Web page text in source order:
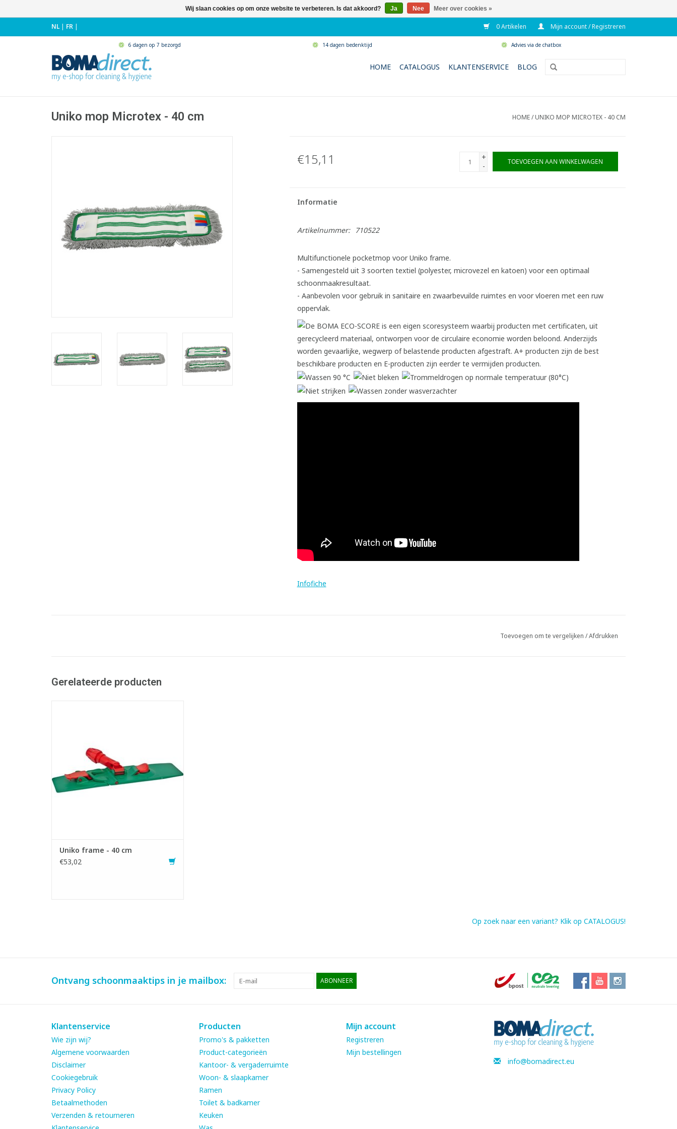
NL| FR | 0 Artikelen Mijn account / Registreren
6 dagen op 7 bezorgd 14 dagen bedenktijd Advies via de chatbox
HOME CATALOGUS KLANTENSERVICE BLOG
Uniko mop Microtex - 40 cm HOME/UNIKO MOP MICROTEX - 40 CM
€15,11
+
-
TOEVOEGEN AAN WINKELWAGEN
Informatie
Artikelnummer: 710522
Multifunctionele pocketmop voor Uniko frame.
- Samengesteld uit 3 soorten textiel (polyester, microvezel en katoen) voor een optimaal
schoonmaakresultaat.
- Aanbevolen voor gebruik in sanitaire en zwaarbevuilde ruimtes en voor vloeren met een ruw
oppervlak.
Infofiche
Toevoegen om te vergelijken /Afdrukken
Gerelateerde producten
waszak gegooid kan worden.
- Aanbevolen voor vloeronderhoud op
plaatsen waar hygiënisch onderhoud
belangrijk is.
TOEVOEGEN AAN WINKELWAGEN
Uniko frame - 40 cm
€53,02
Op zoek naar een variant? Klik op CATALOGUS!
Ontvang schoonmaaktips in je mailbox: ABONNEER
Klantenservice
Wie zijn wij?
Algemene voorwaarden
Disclaimer
Cookiegebruik
Privacy Policy
Betaalmethoden
Verzenden & retourneren
Producten
Promo's & pakketten
Product-categorieën
Kantoor- & vergaderruimte
Woon- & slaapkamer
Ramen
Toilet & badkamer
Keuken
Mijn account
Registreren
Mijn bestellingen
info@bomadirect.eu
Wij slaan cookies op om onze website te verbeteren. Is dat akkoord? Ja Nee Meer over cookies »